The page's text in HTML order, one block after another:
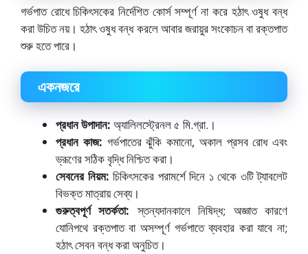
গর্ভপাত রোধে চিকিৎসকের নির্দেশিত কোর্স সম্পূর্ণ না করে হঠাৎ ওষুধ বন্ধ
করা উচিত নয়। হঠাৎ ওষুধ বন্ধ করলে আবার জরায়ুর সংকোচন বা রক্তপাত
শুরু হতে পারে।
একনজরে
প্রধান উপাদান: অ্যালিলস্ট্রেনল ৫ মি.গ্রা.।
প্রধান কাজ: গর্ভপাতের ঝুঁকি কমানো, অকাল প্রসব রোধ এবং
ভ্রূণের সঠিক বৃদ্ধি নিশ্চিত করা।
সেবনের নিয়ম: চিকিৎসকের পরামর্শে দিনে ১ থেকে ৩টি ট্যাবলেট
বিভক্ত মাত্রায় সেব্য।
গুরুত্বপূর্ণ সতর্কতা: স্তন্যদানকালে নিষিদ্ধ; অজ্ঞাত কারণে
যোনিপথে রক্তপাত বা অসম্পূর্ণ গর্ভপাতে ব্যবহার করা যাবে না;
হঠাৎ সেবন বন্ধ করা অনুচিত।